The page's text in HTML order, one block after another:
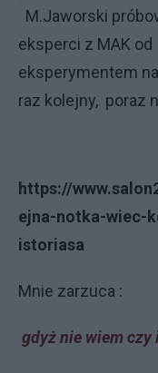
M.Jaworski
eksperci z MAK
eksperymentem
raz kolejny, poraz
https://
ejna-notka-wiec-
istoriasa
Mnie zarzuca :
gdyż nie wiem czy